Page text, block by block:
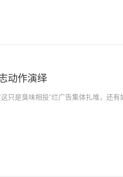
动作演绎
只是臭味相投”烂广告集体扎堆，还